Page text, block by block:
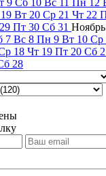
19 Вт 20 Ср 21 Чт 22
29 Пт 30 Сб 31 Ноябрь
7 Вс 8 Пн 9 Вт 10 Ср
18 Чт 19 Пт 20 Сб
28